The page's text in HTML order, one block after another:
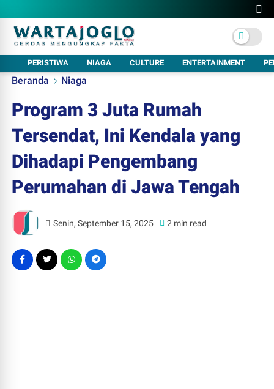
PERISTIWA NIAGA CULTURE ENTERTAINMENT
Beranda Niaga
Program 3 Juta Rumah
Tersendat, Ini Kendala yang
Dihadapi Pengembang
Perumahan di Jawa Tengah
Senin, September 15, 2025 2 min read